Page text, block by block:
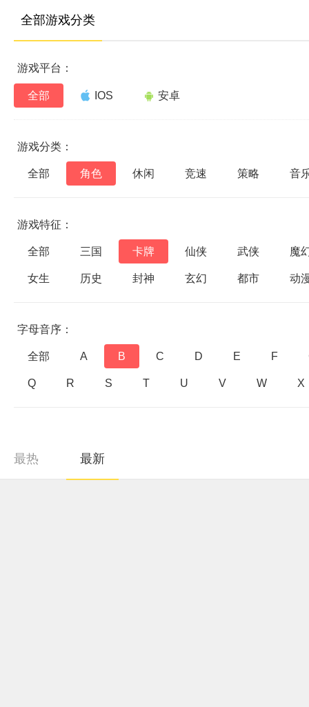
全部游戏分类
游戏平台：
全部 IOS 安卓
游戏分类：
全部 角色 休闲 竞速 策略 音
游戏特征：
全部 三国 卡牌 仙侠 武侠 魔
女生 历史 封神 玄幻 都市 动
字母音序：
全部 A B C D E F
Q R S T U V W X
最热 最新